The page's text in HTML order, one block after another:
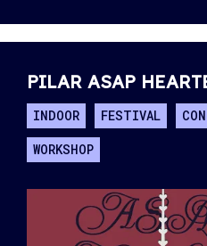
PILAR ASAP
INDOOR FESTIVAL
WORKSHOP